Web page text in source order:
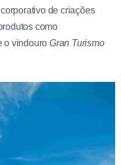
de criações
como
o vindouroGran Turismo